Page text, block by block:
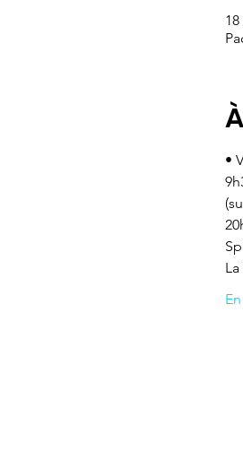
•